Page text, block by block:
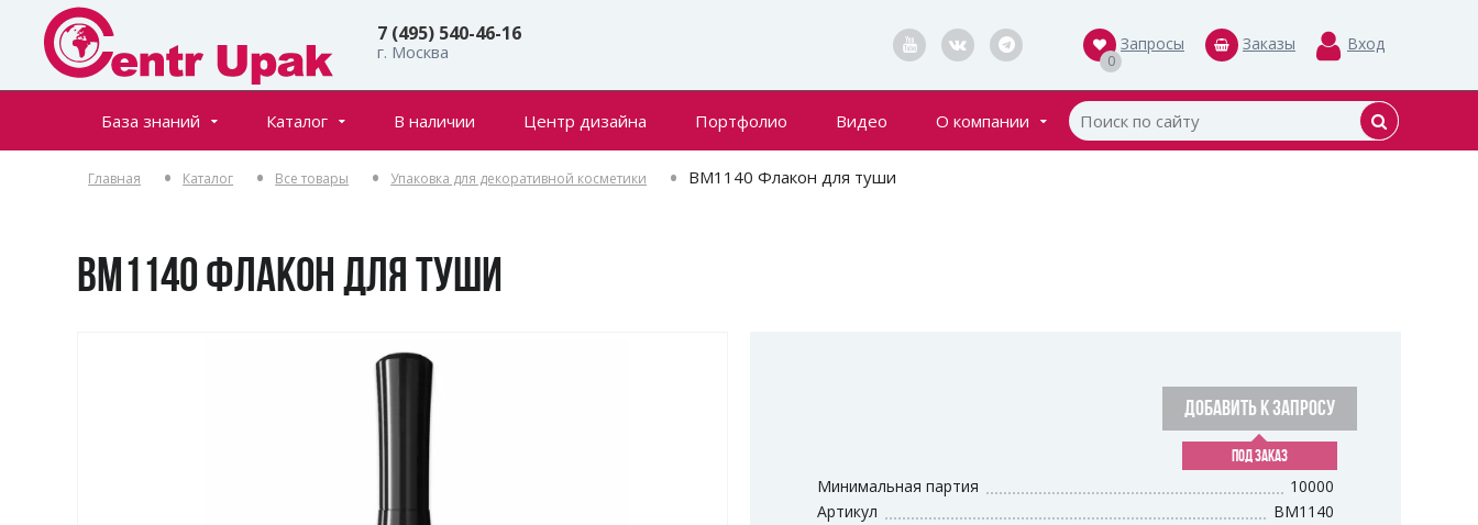
7 (495) 540-46-16
г. Москва 0
Запросы Заказы Вход
База знаний Каталог
Крышки
В наличии Центр дизайна Портфолио Видео О компании
Главная Каталог Все товары Упаковка для декоративной косметики BM1140 Флакон для туши
BM1140 ФЛАКОН ДЛЯ ТУШИ
ДОБАВИТЬ К ЗАПРОСУ
ПОД ЗАКАЗ
Минимальная партия
10000
Артикул
BM1140